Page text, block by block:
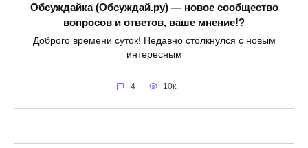
Обсуждайка (Обсуждай.ру) — новое сообщество
вопросов и ответов, ваше мнение!?
Доброго времени суток! Недавно столкнулся с новым
интересным
4 10к.